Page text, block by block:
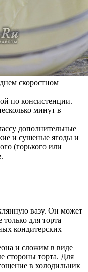
скоростном
по консистенции.
минут в
дополнительные
и сушеные ягоды и
(горького или
вазу. Он может
только для торта
кондитерских
и сложим в виде
стороны торта. Для
в холодильник